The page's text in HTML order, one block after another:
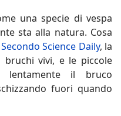
una specie di vespa
sta alla natura. Cosa
Secondo Science Daily, la
vivi, e le piccole
lentamente il bruco
fuori quando